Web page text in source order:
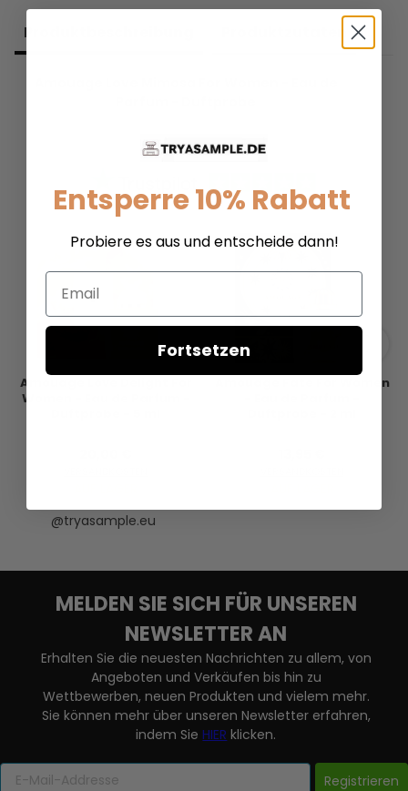
Produkt­beschreibung
Amouage Love Delight For
Women - Eau de Parfum -
Amouage Fate For Women
@tryasample.eu
MELDEN SIE SICH FÜR UNSEREN
NEWSLETTER AN
Erhalten Sie die neuesten Nachrichten zu allem, von
Angeboten und Verkäufen bis hin zu
Wettbewerben, neuen Produkten und vielem mehr.
Sie können mehr über unseren Newsletter erfahren,
indem SieHIER klicken.
Registrieren
Entsperre 10% Rabatt
Probiere es aus und entscheide dann!
Email
Fortsetzen